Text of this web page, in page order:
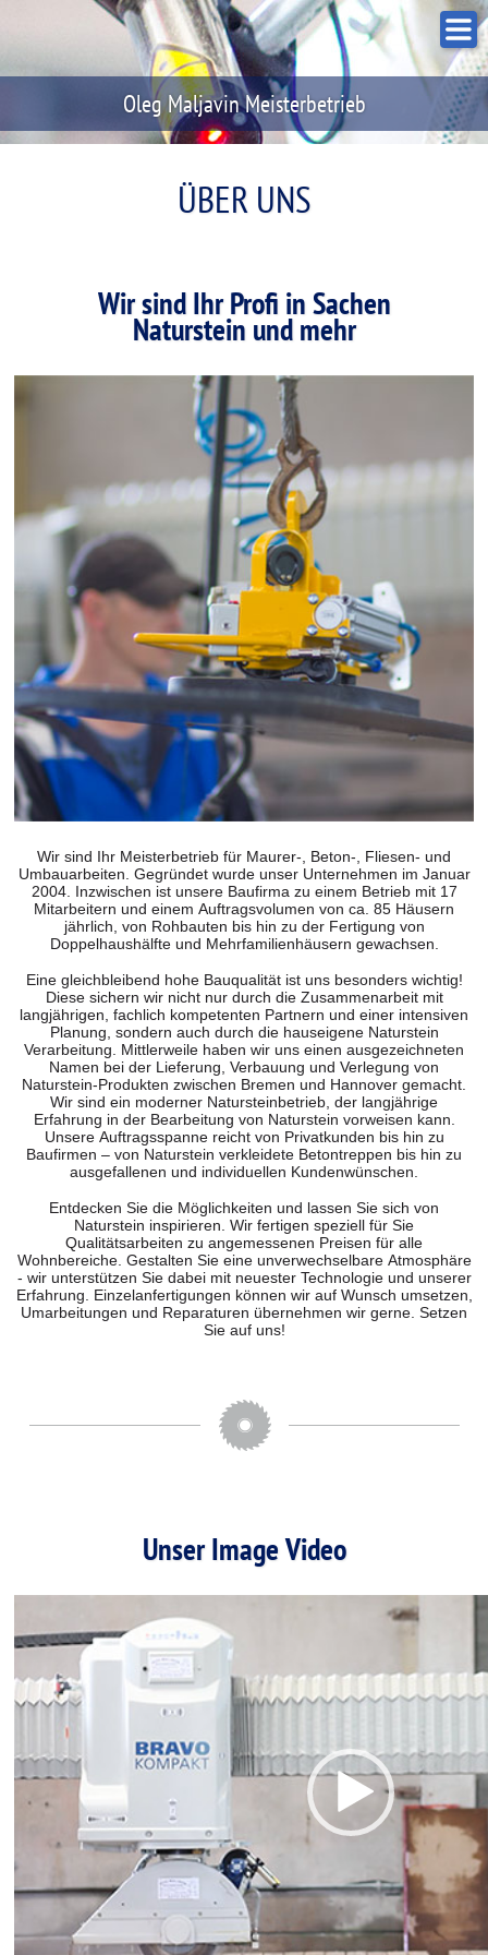
Oleg Maljavin Meisterbetrieb
ÜBER UNS
Wir sind Ihr Profi in Sachen
Naturstein und mehr
Wir sind Ihr Meisterbetrieb für Maurer-, Beton-, Fliesen- und
Umbauarbeiten. Gegründet wurde unser Unternehmen im Januar
2004. Inzwischen ist unsere Baufirma zu einem Betrieb mit 17
Mitarbeitern und einem Auftragsvolumen von ca. 85 Häusern
jährlich, von Rohbauten bis hin zu der Fertigung von
Doppelhaushälfte und Mehrfamilienhäusern gewachsen.
Eine gleichbleibend hohe Bauqualität ist uns besonders wichtig!
Diese sichern wir nicht nur durch die Zusammenarbeit mit
langjährigen, fachlich kompetenten Partnern und einer intensiven
Planung, sondern auch durch die hauseigene Naturstein
Verarbeitung. Mittlerweile haben wir uns einen ausgezeichneten
Namen bei der Lieferung, Verbauung und Verlegung von
Naturstein-Produkten zwischen Bremen und Hannover gemacht.
Wir sind ein moderner Natursteinbetrieb, der langjährige
Erfahrung in der Bearbeitung von Naturstein vorweisen kann.
Unsere Auftragsspanne reicht von Privatkunden bis hin zu
Baufirmen – von Naturstein verkleidete Betontreppen bis hin zu
ausgefallenen und individuellen Kundenwünschen.
Entdecken Sie die Möglichkeiten und lassen Sie sich von
Naturstein inspirieren. Wir fertigen speziell für Sie
Qualitätsarbeiten zu angemessenen Preisen für alle
Wohnbereiche. Gestalten Sie eine unverwechselbare Atmosphäre
- wir unterstützen Sie dabei mit neuester Technologie und unserer
Erfahrung. Einzelanfertigungen können wir auf Wunsch umsetzen,
Umarbeitungen und Reparaturen übernehmen wir gerne. Setzen
Sie auf uns!
Unser Image Video